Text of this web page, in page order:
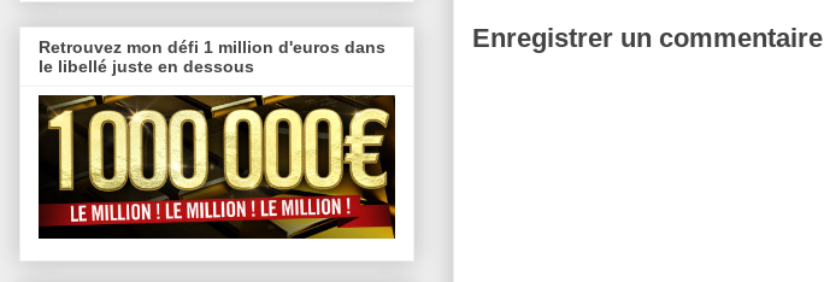
Enregistrer un commentaire
Retrouvez mon défi 1 million d'euros dans
le libellé juste en dessous